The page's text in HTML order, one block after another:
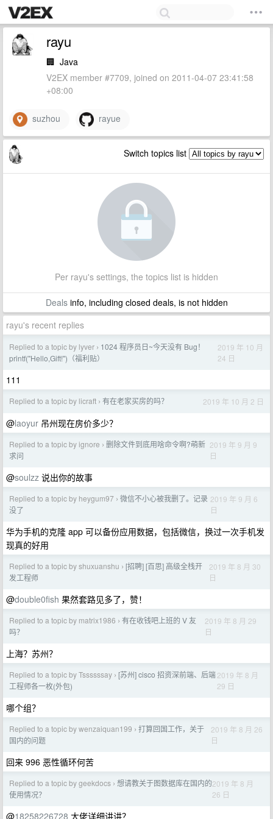
rayu
🏢 Java
V2EX member #7709, joined on 2011-04-07 23:41:58
+08:00
suzhou rayue
Switch topics list
Per rayu's settings, the topics list is hidden
Dealsinfo, including closed deals, is not hidden
rayu's recent replies
Replied to a topic by lyver › 1024 程序员日~今天没有 Bug！
printf("Hello,Gift!")（福利贴）
2019 年 10 月
24 日
111
Replied to a topic by licraft › 有在老家买房的吗？ 2019 年 10 月 2 日
@laoyur 吊州现在房价多少？
Replied to a topic by ignore › 删除文件到底用啥命令啊?萌新
求问
2019 年 9 月 9
日
@soulzz 说出你的故事
Replied to a topic by heygum97 › 微信不小心被我删了。记录
没了
2019 年 9 月 6
日
华为手机的克隆 app 可以备份应用数据，包括微信，换过一次手机发
现真的好用
Replied to a topic by shuxuanshu › [招聘] [百思] 高级全栈开
发工程师
2019 年 8 月 30
日
@double0fish 果然套路见多了，赞！
Replied to a topic by matrix1986 › 有在收钱吧上班的 V 友
吗？
2019 年 8 月 29
日
上海？苏州？
Replied to a topic by Tssssssay › [苏州] cisco 招资深前端、后端
工程师各一枚(外包)
2019 年 8 月
29 日
哪个组？
Replied to a topic by wenzaiquan199 › 打算回国工作，关于
国内的问题
2019 年 8 月 26
日
回来 996 恶性循环何苦
Replied to a topic by geekdocs › 想请教关于图数据库在国内的
使用情况？
2019 年 8 月
26 日
@18258226728 大佬详细讲讲？